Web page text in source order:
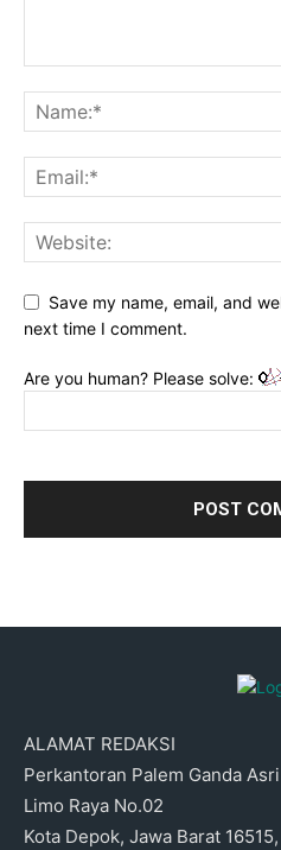
Save my name, email, and
next time I comment.
Are you human? Please solve:
ALAMAT REDAKSI
Perkantoran Palem Ganda Asri
Limo Raya No.02
Kota Depok, Jawa Barat